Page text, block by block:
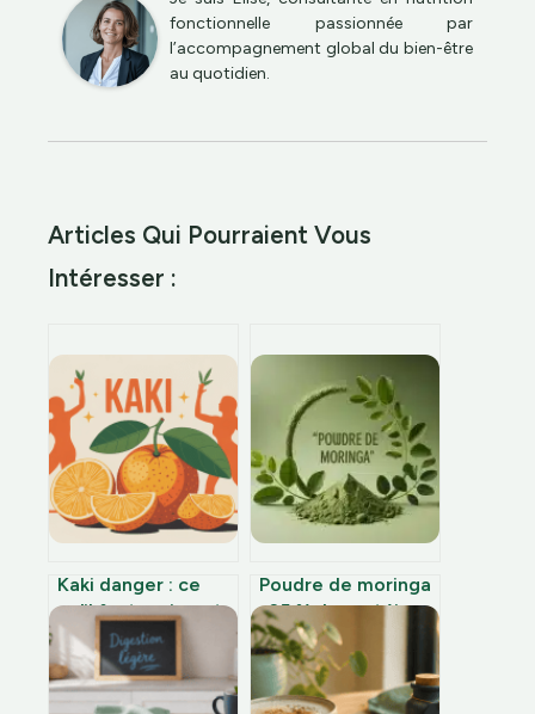
fonctionnelle passionnée par
l’accompagnement global du bien-être
au quotidien.
Articles Qui Pourraient Vous
Intéresser :
Kaki danger : ce
qu’il faut vraiment
savoir avant d’en
manger
Poudre de moringa
: 25 % de protéines
et 8 acides aminés
pour optimiser
votre énergie